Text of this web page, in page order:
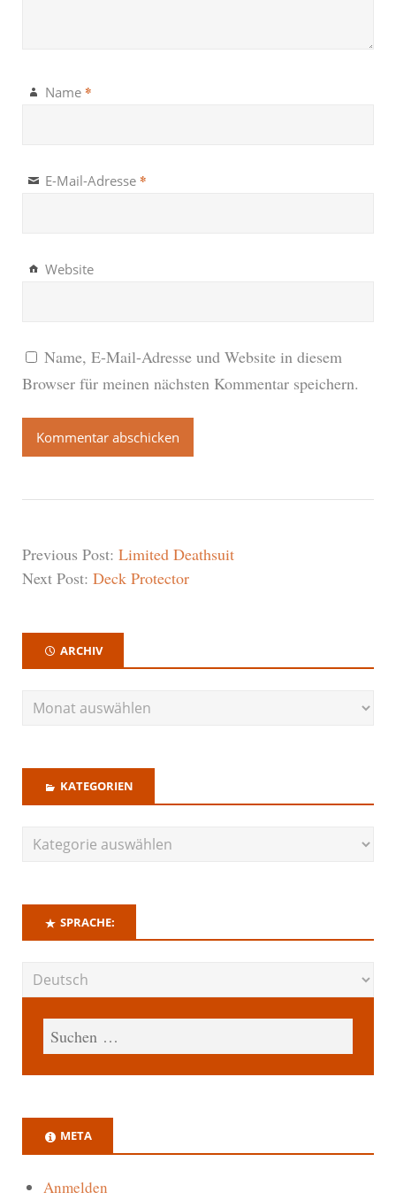
Name *
E-Mail-Adresse *
Website
Name, E-Mail-Adresse und Website in diesem
Browser für meinen nächsten Kommentar speichern.
Previous Post: Limited Deathsuit
Next Post: Deck Protector
ARCHIV
KATEGORIEN
SPRACHE:
META
Anmelden